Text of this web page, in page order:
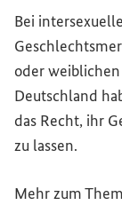
Bei
oder
Deutschland
das Recht, ihr
zu lassen.
Mehr zum